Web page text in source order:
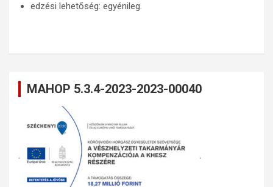
edzési lehetőség: egyénileg.
MAHOP 5.3.4-2023-2023-00040